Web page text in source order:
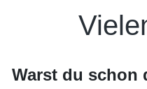
Warst du schon